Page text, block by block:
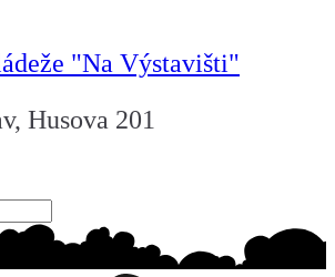
"Na Výstavišti"
Husova 201